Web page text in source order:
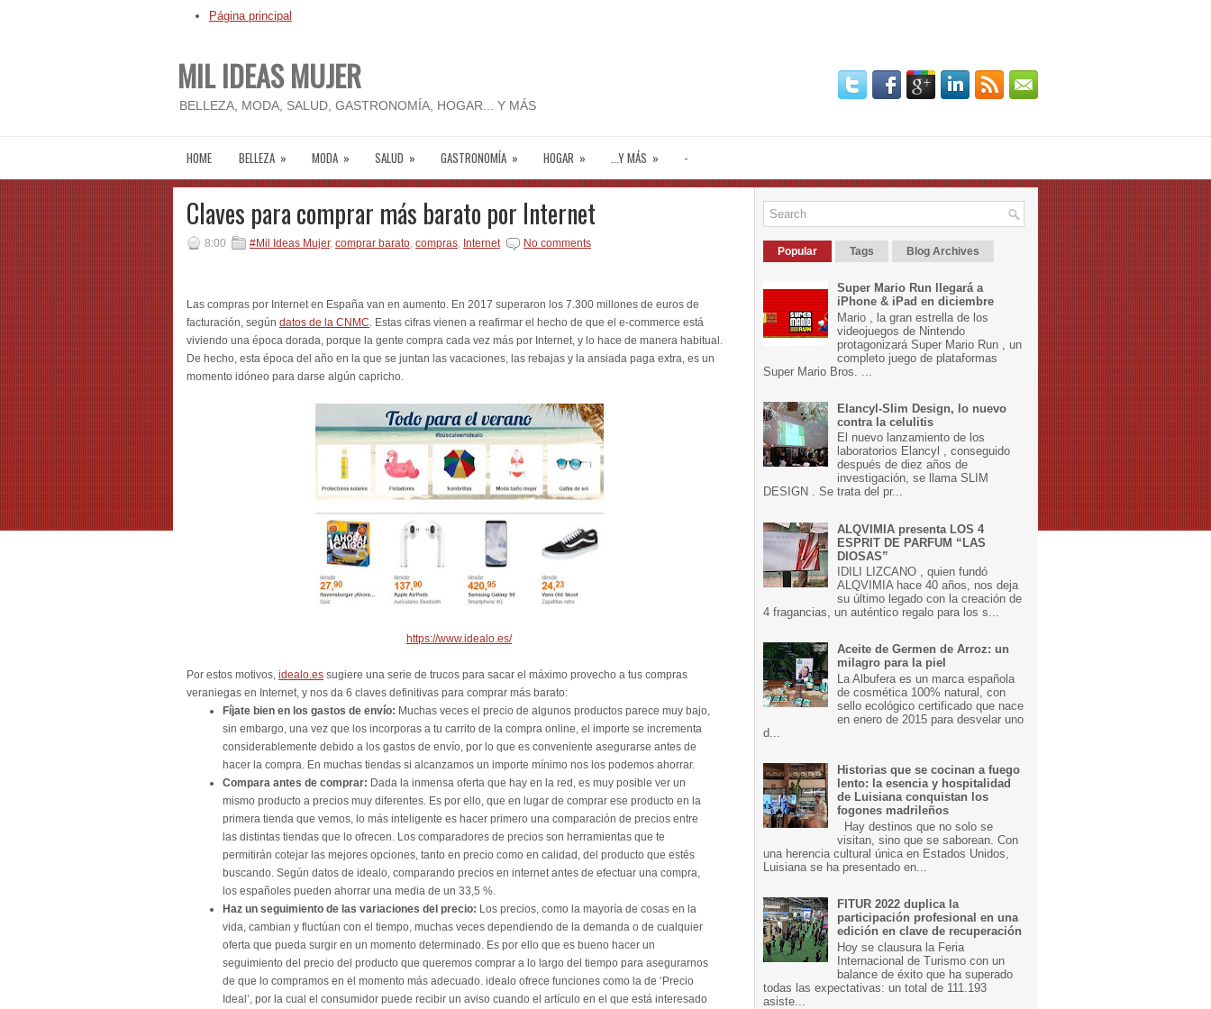
Página principal
MIL IDEAS MUJER
BELLEZA, MODA, SALUD, GASTRONOMÍA, HOGAR... Y MÁS
HOME BELLEZA » MODA » SALUD » GASTRONOMÍA » HOGAR » ...Y MÁS » -
Claves para comprar más barato por Internet
8:00 #Mil Ideas Mujer, comprar barato, compras, Internet No comments
Las compras por Internet en España van en aumento. En 2017 superaron los 7.300 millones de euros de
facturación, según datos de la CNMC. Estas cifras vienen a reafirmar el hecho de que el e-commerce está
viviendo una época dorada, porque la gente compra cada vez más por Internet, y lo hace de manera habitual.
De hecho, esta época del año en la que se juntan las vacaciones, las rebajas y la ansiada paga extra, es un
momento idóneo para darse algún capricho.
https://www.idealo.es/
Por estos motivos, idealo.es sugiere una serie de trucos para sacar el máximo provecho a tus compras
veraniegas en Internet, y nos da 6 claves definitivas para comprar más barato:
Fíjate bien en los gastos de envío: Muchas veces el precio de algunos productos parece muy bajo,
sin embargo, una vez que los incorporas a tu carrito de la compra online, el importe se incrementa
considerablemente debido a los gastos de envío, por lo que es conveniente asegurarse antes de
hacer la compra. En muchas tiendas si alcanzamos un importe mínimo nos los podemos ahorrar.
Compara antes de comprar: Dada la inmensa oferta que hay en la red, es muy posible ver un
mismo producto a precios muy diferentes. Es por ello, que en lugar de comprar ese producto en la
primera tienda que vemos, lo más inteligente es hacer primero una comparación de precios entre
las distintas tiendas que lo ofrecen. Los comparadores de precios son herramientas que te
permitirán cotejar las mejores opciones, tanto en precio como en calidad, del producto que estés
buscando. Según datos de idealo, comparando precios en internet antes de efectuar una compra,
los españoles pueden ahorrar una media de un 33,5 %.
Haz un seguimiento de las variaciones del precio: Los precios, como la mayoría de cosas en la
vida, cambian y fluctúan con el tiempo, muchas veces dependiendo de la demanda o de cualquier
oferta que pueda surgir en un momento determinado. Es por ello que es bueno hacer un
seguimiento del precio del producto que queremos comprar a lo largo del tiempo para asegurarnos
de que lo compramos en el momento más adecuado. idealo ofrece funciones como la de ‘Precio
Ideal’, por la cual el consumidor puede recibir un aviso cuando el artículo en el que está interesado
Popular Tags Blog Archives
Super Mario Run llegará a
iPhone & iPad en diciembre
Mario , la gran estrella de los
videojuegos de Nintendo
protagonizará Super Mario Run , un
completo juego de plataformas
Super Mario Bros. ...
Elancyl-Slim Design, lo nuevo
contra la celulitis
El nuevo lanzamiento de los
laboratorios Elancyl , conseguido
después de diez años de
investigación, se llama SLIM
DESIGN . Se trata del pr...
ALQVIMIA presenta LOS 4
ESPRIT DE PARFUM “LAS
DIOSAS”
IDILI LIZCANO , quien fundó
ALQVIMIA hace 40 años, nos deja
su último legado con la creación de
4 fragancias, un auténtico regalo para los s...
Aceite de Germen de Arroz: un
milagro para la piel
La Albufera es un marca española
de cosmética 100% natural, con
sello ecológico certificado que nace
en enero de 2015 para desvelar uno
d...
Historias que se cocinan a fuego
lento: la esencia y hospitalidad
de Luisiana conquistan los
fogones madrileños
Hay destinos que no solo se
visitan, sino que se saborean. Con
una herencia cultural única en Estados Unidos,
Luisiana se ha presentado en...
FITUR 2022 duplica la
participación profesional en una
edición en clave de recuperación
Hoy se clausura la Feria
Internacional de Turismo con un
balance de éxito que ha superado
todas las expectativas: un total de 111.193
asiste...